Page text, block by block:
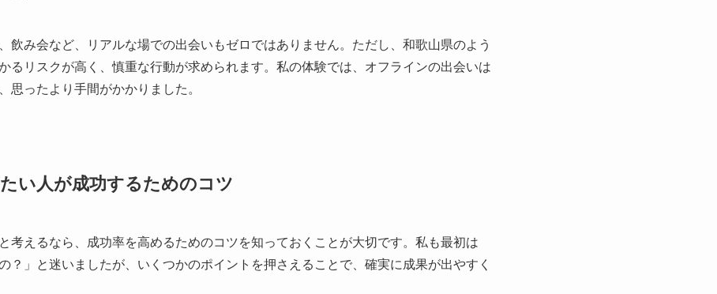
飲み会など、リアルな場での出会いもゼロではありません。ただし、和歌山県のよう
るリスクが高く、慎重な行動が求められます。私の体験では、オフラインの出会いは
思ったより手間がかかりました。
い人が成功するためのコツ
考えるなら、成功率を高めるためのコツを知っておくことが大切です。私も最初は
？」と迷いましたが、いくつかのポイントを押さえることで、確実に成果が出やすく